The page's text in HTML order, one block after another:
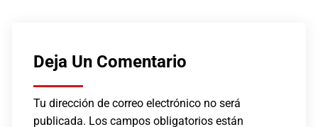
Deja Un Comentario
Tu dirección de correo electrónico no será
publicada. Los campos obligatorios están